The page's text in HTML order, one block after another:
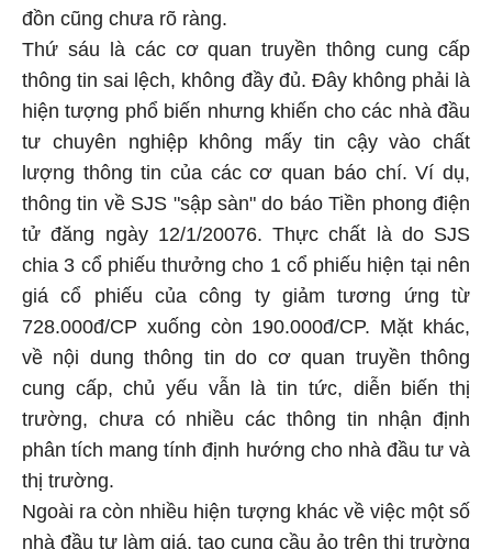
đồn cũng chưa rõ ràng.
Thứ sáu là các cơ quan truyền thông cung cấp
thông tin sai lệch, không đầy đủ. Đây không phải là
hiện tượng phổ biến nhưng khiến cho các nhà đầu
tư chuyên nghiệp không mấy tin cậy vào chất
lượng thông tin của các cơ quan báo chí. Ví dụ,
thông tin về SJS "sập sàn" do báo Tiền phong điện
tử đăng ngày 12/1/20076. Thực chất là do SJS
chia 3 cổ phiếu thưởng cho 1 cổ phiếu hiện tại nên
giá cổ phiếu của công ty giảm tương ứng từ
728.000đ/CP xuống còn 190.000đ/CP. Mặt khác,
về nội dung thông tin do cơ quan truyền thông
cung cấp, chủ yếu vẫn là tin tức, diễn biến thị
trường, chưa có nhiều các thông tin nhận định
phân tích mang tính định hướng cho nhà đầu tư và
thị trường.
Ngoài ra còn nhiều hiện tượng khác về việc một số
nhà đầu tư làm giá, tạo cung cầu ảo trên thị trường